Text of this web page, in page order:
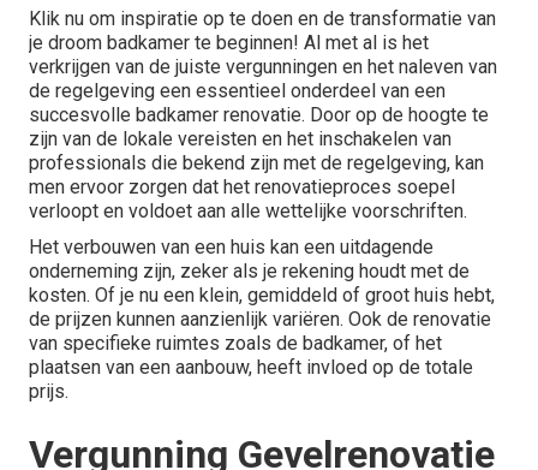
Klik nu om inspiratie op te doen en de transformatie van
je droom badkamer te beginnen! Al met al is het
verkrijgen van de juiste vergunningen en het naleven van
de regelgeving een essentieel onderdeel van een
succesvolle badkamer renovatie. Door op de hoogte te
zijn van de lokale vereisten en het inschakelen van
professionals die bekend zijn met de regelgeving, kan
men ervoor zorgen dat het renovatieproces soepel
verloopt en voldoet aan alle wettelijke voorschriften.
Het verbouwen van een huis kan een uitdagende
onderneming zijn, zeker als je rekening houdt met de
kosten. Of je nu een klein, gemiddeld of groot huis hebt,
de prijzen kunnen aanzienlijk variëren. Ook de renovatie
van specifieke ruimtes zoals de badkamer, of het
plaatsen van een aanbouw, heeft invloed op de totale
prijs.
Vergunning Gevelrenovatie